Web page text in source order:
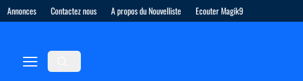
Annonces Contactez nous A propos du Nouvelliste Ecouter Magik9